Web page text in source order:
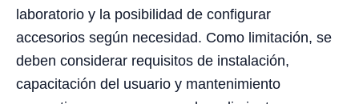
laboratorio y la posibilidad de configurar
accesorios según necesidad. Como limitación, se
deben considerar requisitos de instalación,
capacitación del usuario y mantenimiento